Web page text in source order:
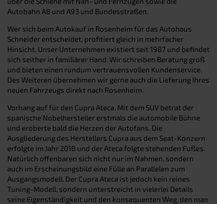
Autobahn A8 und A93 und Bundesstraßen.
Wer sich beim Autokauf in Rosenheim für das Autohaus
Schneider entscheidet, profitiert gleich in mehrfacher
Hinsicht. Unser Unternehmen existiert seit 1987 und befindet
sich seither in familiärer Hand. Wir schreiben Beratung groß
und bieten einen rundum vertrauensvollen Kundenservice.
Des Weiteren übernehmen wir gerne auch die Lieferung Ihres
neuen Fahrzeugs direkt nach Rosenheim.
Vorhang auf für den Cupra Ateca. Mit dem SUV betrat der
spanische Nobelhersteller erstmals die automobile Bühne
und eroberte bald die Herzen der Autofans. Die
Ausgliederung des Herstellers Cupra aus dem Seat-Konzern
erfolgte im Jahr 2018 und der Ateca folgte stehenden Fußes.
Natürlich offenbaren sich nicht nur im Nahmen, sondern
auch im Erscheinungsbild eine Fülle an Parallelen zum
Ausgangsmodell. Der Cupra Ateca ist jedoch kein reines
Tuning-Modell, sondern unterstreicht in vielerlei Details
seine Eigenständigkeit und den konsequenten Weg, den man